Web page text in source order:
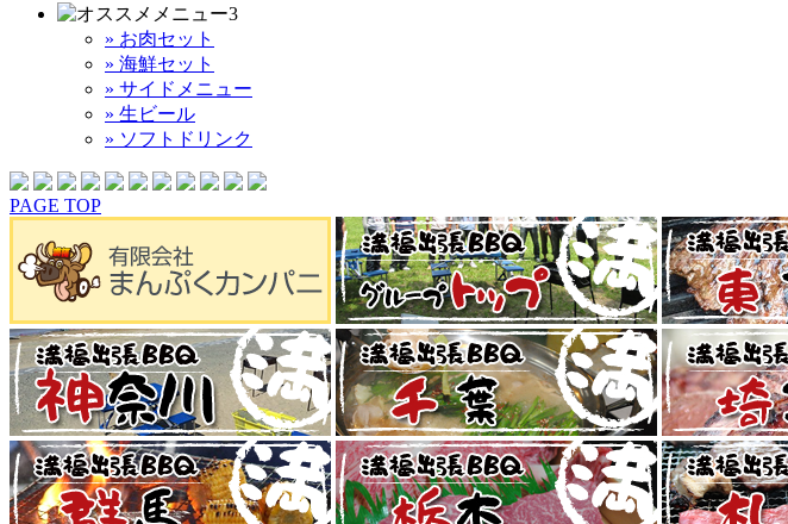
» お肉セット
» 海鮮セット
» サイドメニュー
» 生ビール
» ソフトドリンク
PAGE TOP